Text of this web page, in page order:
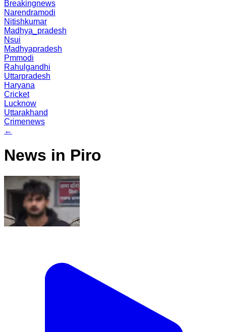
Breakingnews
Narendramodi
Nitishkumar
Madhya_pradesh
Nsui
Madhyapradesh
Pmmodi
Rahulgandhi
Uttarpradesh
Haryana
Cricket
Lucknow
Uttarakhand
Crimenews
←
News in Piro